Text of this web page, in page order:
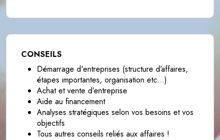
CONSEILS
Démarrage d'entreprises (structure d’affaires,
étapes importantes, organisation etc…)
Achat et vente d’entreprise
Aide au financement
Analyses stratégiques selon vos besoins et vos
objectifs
Tous autres conseils reliés aux affaires !